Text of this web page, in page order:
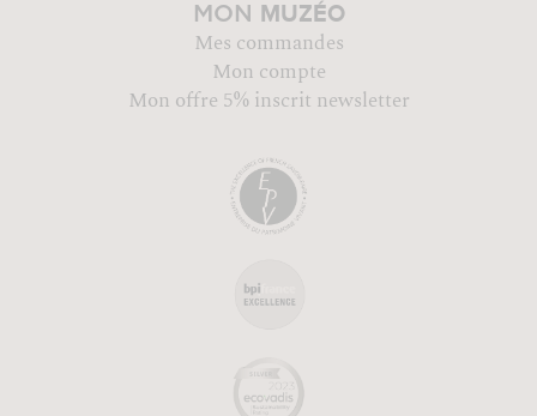
MON MUZÉO
Mes commandes
Mon compte
Mon offre 5% inscrit newsletter